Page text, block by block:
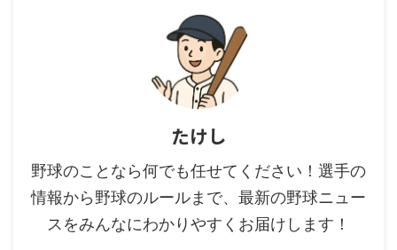
たけし
野球のことなら何でも任せてください！選手の
情報から野球のルールまで、最新の野球ニュー
スをみんなにわかりやすくお届けします！